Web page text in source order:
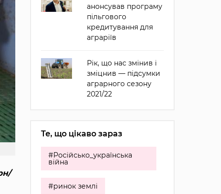
анонсував програму
пільгового
кредитування для
аграріїв
Рік, що нас змінив і
зміцнив — підсумки
аграрного сезону
2021/22
Те, що цікаво зараз
#Російсько_українська
війна
#ринок землі